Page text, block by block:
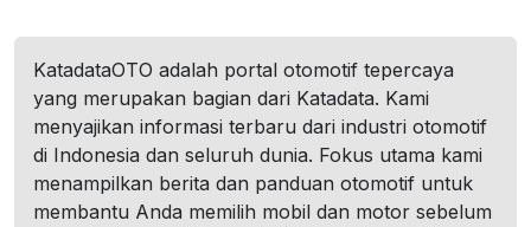
KatadataOTO adalah portal otomotif tepercaya
yang merupakan bagian dari Katadata. Kami
menyajikan informasi terbaru dari industri otomotif
di Indonesia dan seluruh dunia. Fokus utama kami
menampilkan berita dan panduan otomotif untuk
membantu Anda memilih mobil dan motor sebelum